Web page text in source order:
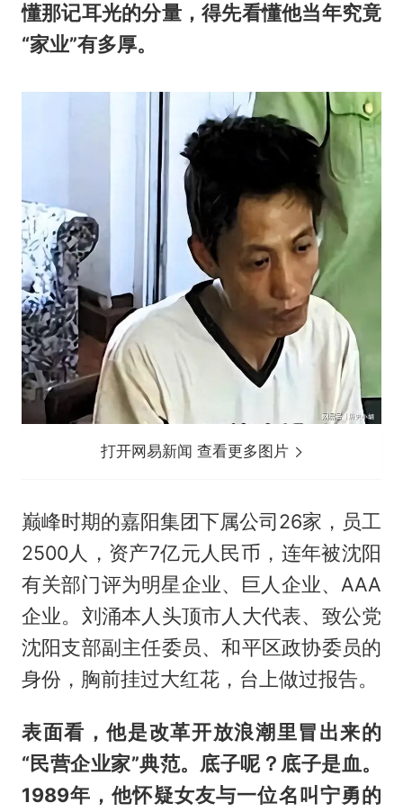
懂那记耳光的分量，得先看懂他当年究竟
“家业”有多厚。
打开网易新闻 查看更多图片
巅峰时期的嘉阳集团下属公司26家，员工
2500人，资产7亿元人民币，连年被沈阳
有关部门评为明星企业、巨人企业、AAA
企业。刘涌本人头顶市人大代表、致公党
沈阳支部副主任委员、和平区政协委员的
身份，胸前挂过大红花，台上做过报告。
表面看，他是改革开放浪潮里冒出来的
“民营企业家”典范。底子呢？底子是血。
1989年，他怀疑女友与一位名叫宁勇的